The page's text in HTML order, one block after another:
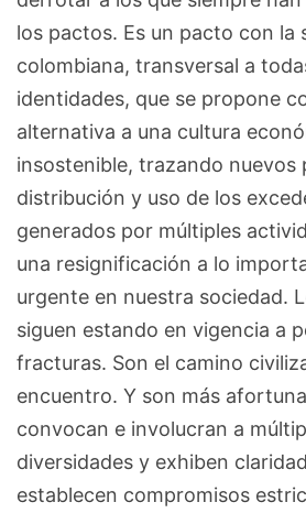
los pactos. Es un pacto con la
colombiana, transversal a
identidades, que se propone
alternativa a una cultura
insostenible, trazando nuevos
distribución y uso de los
generados por múltiples
una resignificación a lo
urgente en nuestra sociedad.
siguen estando en vigencia a
fracturas. Son el camino
encuentro. Y son más
convocan e involucran a
diversidades y exhiben
establecen compromisos